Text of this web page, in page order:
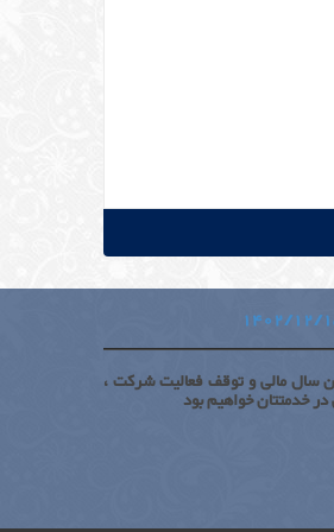
سال مالی و توقف فعالیت شرکت ،
خدمتتان خواهیم بود